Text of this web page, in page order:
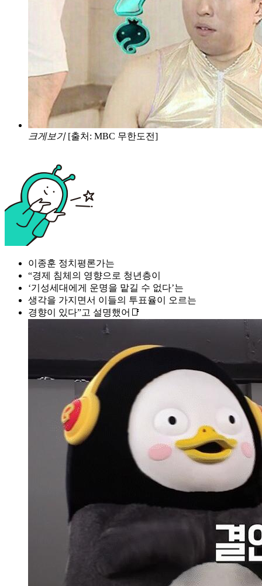
크게보기 [출처: MBC 무한도전]
이종훈 정치평론가는
“경제 침체의 영향으로 청년층이
‘기성세대에게 운명을 맡길 수 없다’는
생각을 가지면서 이들의 투표율이 오르는
경향이 있다”고 설명했어📑